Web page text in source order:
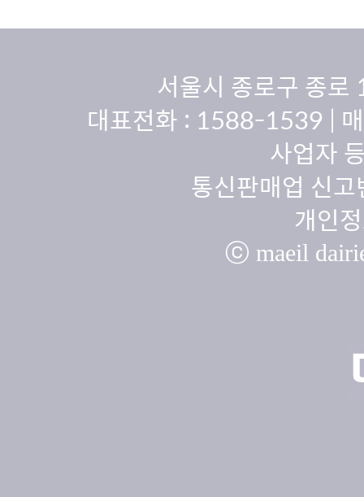
서울시 종로구 종
대표전화 : 1588-1539 |
사업자
통신판매업 신
개인
ⓒ maeil